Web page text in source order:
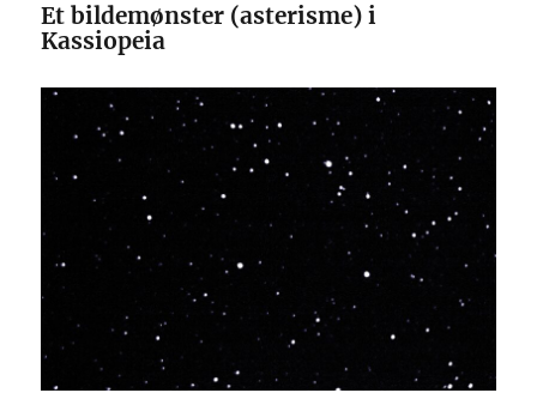
Et bildemønster (asterisme) i
Kassiopeia